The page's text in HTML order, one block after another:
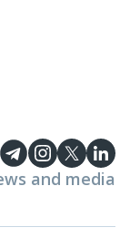
and media